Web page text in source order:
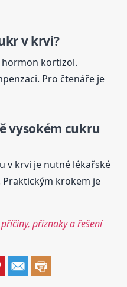
v krvi?
hormon kortizol.
Pro čtenáře je
vysokém cukru
u v krvi je nutné lékařské
Praktickým krokem je
příznaky a řešení